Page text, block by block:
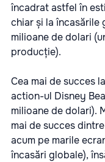
încadrat astfel în
chiar și la încasările
milioane de dolari
producție).
Cea mai de succes
action-ul Disney
milioane de dolari).
mai de succes
acum pe marile
încasări globale),